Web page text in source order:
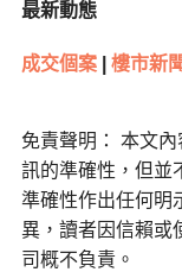
最新動態
成交個案| 樓市新
免責聲明： 本文
訊的準確性，但並
準確性作出任何明
異，讀者因信賴或
司概不負責。